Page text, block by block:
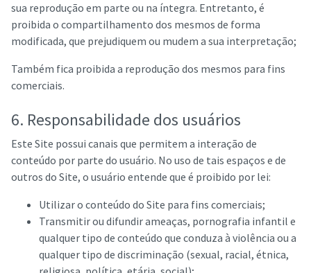
sua reprodução em parte ou na íntegra. Entretanto, é
proibida o compartilhamento dos mesmos de forma
modificada, que prejudiquem ou mudem a sua interpretação;
Também fica proibida a reprodução dos mesmos para fins
comerciais.
6. Responsabilidade dos usuários
Este Site possui canais que permitem a interação de
conteúdo por parte do usuário. No uso de tais espaços e de
outros do Site, o usuário entende que é proibido por lei:
Utilizar o conteúdo do Site para fins comerciais;
Transmitir ou difundir ameaças, pornografia infantil e
qualquer tipo de conteúdo que conduza à violência ou a
qualquer tipo de discriminação (sexual, racial, étnica,